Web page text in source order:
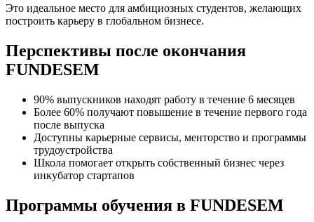
Это идеальное место для амбициозных студентов, желающих
построить карьеру в глобальном бизнесе.
Перспективы после окончания
FUNDESEM
90% выпускников находят работу в течение 6 месяцев
Более 60% получают повышение в течение первого года
после выпуска
Доступны карьерные сервисы, менторство и программы
трудоустройства
Школа помогает открыть собственный бизнес через
инкубатор стартапов
Программы обучения в FUNDESEM